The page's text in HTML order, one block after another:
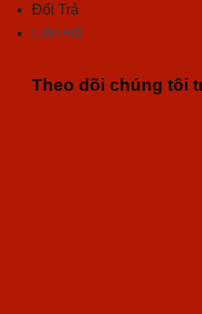
Đổi Trả
Liên Hệ
Theo dõi chúng tôi